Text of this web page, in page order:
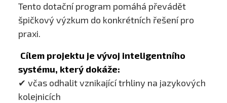
Tento dotační program pomáhá převádět
špičkový výzkum do konkrétních řešení pro
praxi.
Cílem projektu je vývoj inteligentního
systému, který dokáže:
✔ včas odhalit vznikající trhliny na jazykových
kolejnicích